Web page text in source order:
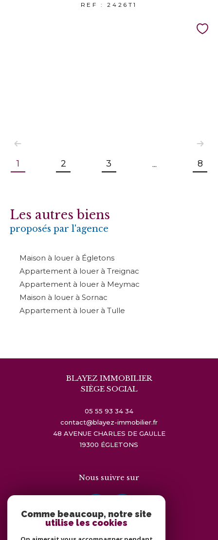
REF : 2426T1
1 2 3 ... 8
Les autres biens
proposés par l'agence
Maison à louer à Égletons
Appartement à louer à Treignac
Appartement à louer à Meymac
Maison à louer à Sornac
Appartement à louer à Tulle
BLAYEZ IMMOBILIER
SIÈGE SOCIAL
05 55 93 34 34
contact@blayez-immobilier.fr
48 AVENUE CHARLES DE GAULLE
19300
ÉGLETONS
Nous suivre sur
Comme beaucoup, notre site
utilise les cookies